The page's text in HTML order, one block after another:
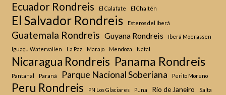
Ecuador Rondreis El Calafate El Chaltén
El Salvador Rondreis Esteros del Iberá
Guatemala Rondreis Guyana Rondreis
Iberá Moerassen
Iguaçu Watervallen
La Paz Marajo Mendoza Natal
Nicaragua Rondreis Panama Rondreis
Pantanal Paraná Parque Nacional Soberiana Perito Moreno
Peru Rondreis PN Los Glaciares Puna Rio de Janeiro
Salta